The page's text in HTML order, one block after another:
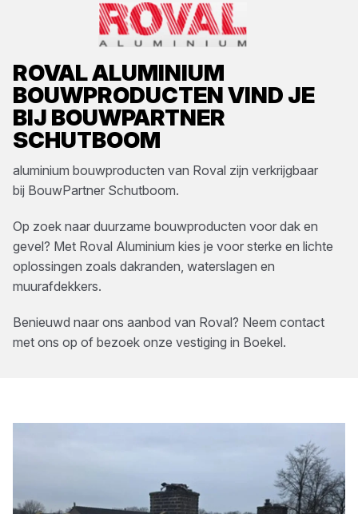
ROVALALUMINIUM
BOUWPRODUCTENVIND JE
BIJ BOUWPARTNER
SCHUTBOOM
aluminium bouwproducten van Roval zijn verkrijgbaar
bij BouwPartner Schutboom.
Op zoek naar duurzame bouwproducten voor dak en
gevel? Met Roval Aluminium kies je voor sterke en lichte
oplossingen zoals dakranden, waterslagen en
muurafdekkers.
Benieuwd naar ons aanbod van Roval? Neem contact
met ons op of bezoek onze vestiging in Boekel.